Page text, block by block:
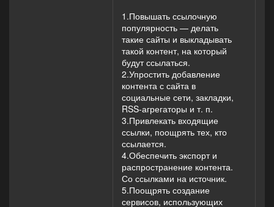
1.Повышать ссылочную
популярность — делать
такие сайты и выкладывать
такой контент, на который
будут ссылаться.
2.Упростить добавление
контента с сайта в
социальные сети, закладки,
RSS-агрегаторы и т. п.
3.Привлекать входящие
ссылки, поощрять тех, кто
ссылается.
4.Обеспечить экспорт и
распространение контента.
Со ссылками на источник.
5.Поощрять создание
сервисов, использующих